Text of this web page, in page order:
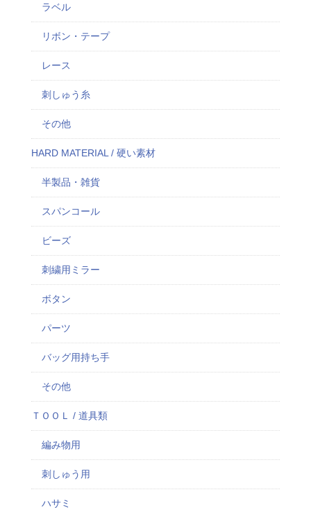
ラベル
リボン・テープ
レース
刺しゅう糸
その他
HARD MATERIAL / 硬い素材
半製品・雑貨
スパンコール
ビーズ
刺繍用ミラー
ボタン
パーツ
バッグ用持ち手
その他
ＴＯＯＬ / 道具類
編み物用
刺しゅう用
ハサミ